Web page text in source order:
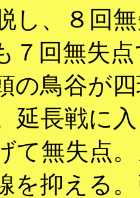
し、８回
７回無失
の鳥谷が
延長戦に
て無失点
を抑える